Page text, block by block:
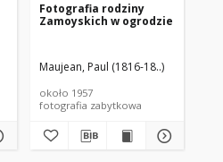
Fotografia rodziny
Zamoyskich w ogrodzie
Maujean, Paul (1816-18..)
około 1957
fotografia zabytkowa